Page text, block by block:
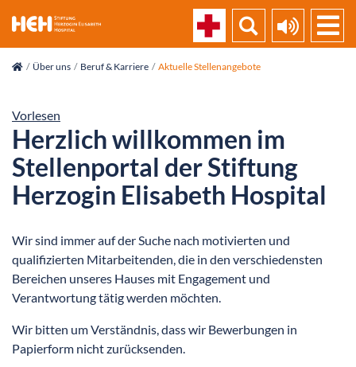
Über uns Beruf & Karriere Aktuelle Stellenangebote
Vorlesen
Herzlich willkommen im
Stellenportal der Stiftung
Herzogin Elisabeth Hospital
Wir sind immer auf der Suche nach motivierten und
qualifizierten Mitarbeitenden, die in den verschiedensten
Bereichen unseres Hauses mit Engagement und
Verantwortung tätig werden möchten.
Wir bitten um Verständnis, dass wir Bewerbungen in
Papierform nicht zurücksenden.